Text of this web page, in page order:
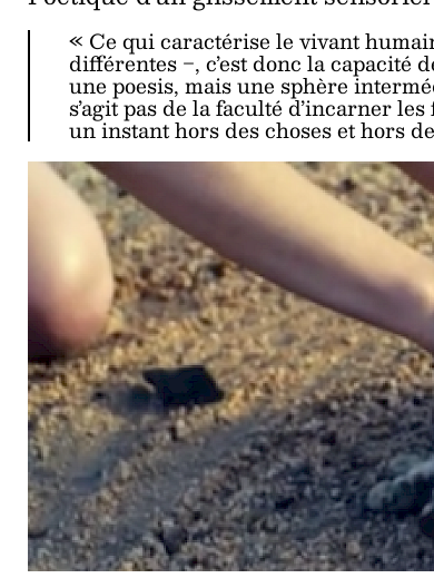
« Ce qui caractérise le vivant
différentes ‒, c’est donc la capacité
une poesis, mais une sphère
s’agit pas de la faculté d’incarner
un instant hors des choses et hors